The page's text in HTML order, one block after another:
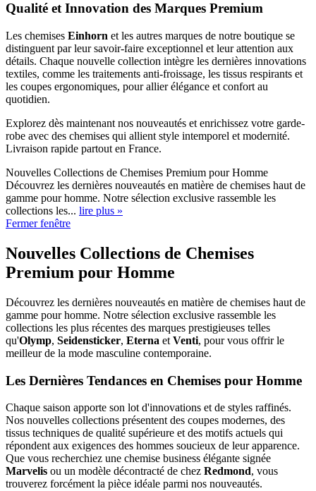
Qualité et Innovation des Marques Premium
Les chemises Einhorn et les autres marques de notre boutique se
distinguent par leur savoir-faire exceptionnel et leur attention aux
détails. Chaque nouvelle collection intègre les dernières innovations
textiles, comme les traitements anti-froissage, les tissus respirants et
les coupes ergonomiques, pour allier élégance et confort au
quotidien.
Explorez dès maintenant nos nouveautés et enrichissez votre garde-
robe avec des chemises qui allient style intemporel et modernité.
Livraison rapide partout en France.
Nouvelles Collections de Chemises Premium pour Homme
Découvrez les dernières nouveautés en matière de chemises haut de
gamme pour homme. Notre sélection exclusive rassemble les
collections les... lire plus »
Fermer fenêtre
Nouvelles Collections de Chemises
Premium pour Homme
Découvrez les dernières nouveautés en matière de chemises haut de
gamme pour homme. Notre sélection exclusive rassemble les
collections les plus récentes des marques prestigieuses telles
qu'Olymp, Seidensticker, Eterna et Venti, pour vous offrir le
meilleur de la mode masculine contemporaine.
Les Dernières Tendances en Chemises pour Homme
Chaque saison apporte son lot d'innovations et de styles raffinés.
Nos nouvelles collections présentent des coupes modernes, des
tissus techniques de qualité supérieure et des motifs actuels qui
répondent aux exigences des hommes soucieux de leur apparence.
Que vous recherchiez une chemise business élégante signée
Marvelis ou un modèle décontracté de chez Redmond, vous
trouverez forcément la pièce idéale parmi nos nouveautés.